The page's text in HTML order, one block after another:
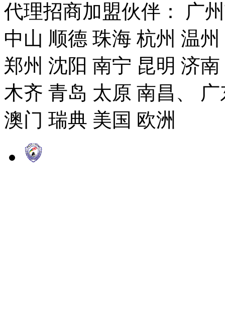
代理招商加盟伙伴： 广
中山 顺德 珠海 杭州 温
郑州 沈阳 南宁 昆明 济
木齐 青岛 太原 南昌、
澳门 瑞典 美国 欧洲